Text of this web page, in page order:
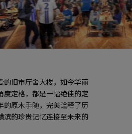
THE LIVE
的旧市厅舍大楼，如今华丽
度定格，都是一幅绝佳的定
的原木手随，完美诠释了历
滨的珍贵记忆连接至未来的